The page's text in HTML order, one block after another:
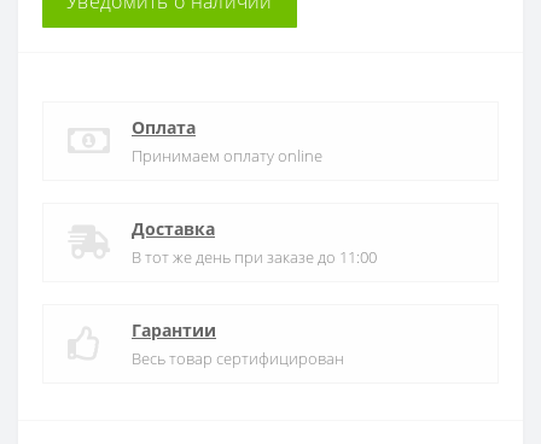
Оплата
Принимаем оплату online
Доставка
В тот же день при заказе до 11:00
Гарантии
Весь товар сертифицирован